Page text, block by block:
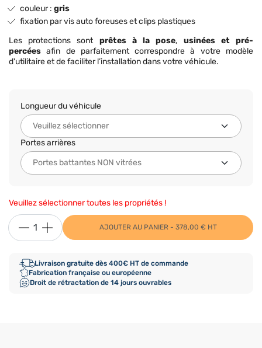
couleur :gris
fixation par vis auto foreuses et clips plastiques
Les protections sont prêtes à la pose, usinées et pré-
percées afin de parfaitement correspondre à votre modèle
d'utilitaire et de faciliter l’installation dans votre véhicule.
Longueur du véhicule
Portes arrières
Veuillez sélectionner toutes les propriétés !
AJOUTER AU PANIER - 378,00 € HT
Livraison gratuite dès 400€ HT de commande
Fabrication française ou européenne
Droit de rétractation de 14 jours ouvrables